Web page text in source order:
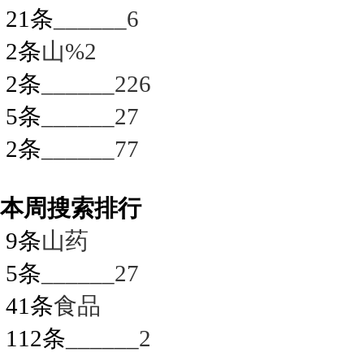
21条 ______6
2条山%2
2条 ______226
5条 ______27
2条 ______77
本周搜索排行
9条山药
5条 ______27
41条食品
112条 ______2